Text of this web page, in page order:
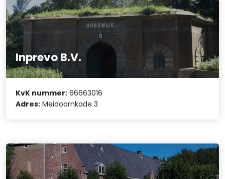
Inprevo B.V.
KvK nummer: 66663016
Adres: Meidoornkade 3